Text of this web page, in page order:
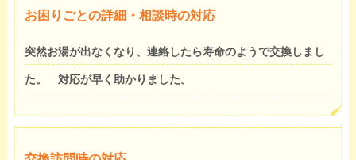
お困りごとの詳細・相談時の対応
突然お湯が出なくなり、連絡したら寿命のようで交換しまし
た。 対応が早く助かりました。